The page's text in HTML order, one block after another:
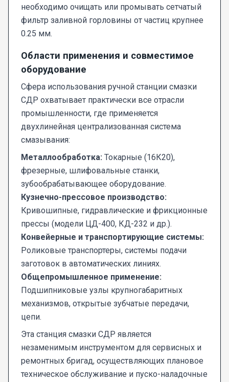
необходимо очищать или промывать сетчатый
фильтр заливной горловины от частиц крупнее
0.25 мм.
Области применения и совместимое
оборудование
Сфера использования ручной станции смазки
СДР охватывает практически все отрасли
промышленности, где применяется
двухлинейная централизованная система
смазывания:
Металлообработка: Токарные (16К20),
фрезерные, шлифовальные станки,
зубообрабатывающее оборудование.
Кузнечно-прессовое производство:
Кривошипные, гидравлические и фрикционные
прессы (модели ЦД-400, КД-232 и др.).
Конвейерные и транспортирующие системы:
Роликовые транспортеры, системы подачи
заготовок в автоматических линиях.
Общепромышленное применение:
Подшипниковые узлы крупногабаритных
механизмов, открытые зубчатые передачи,
цепи.
Эта станция смазки СДР является
незаменимым инструментом для сервисных и
ремонтных бригад, осуществляющих плановое
техническое обслуживание и пуско-наладочные